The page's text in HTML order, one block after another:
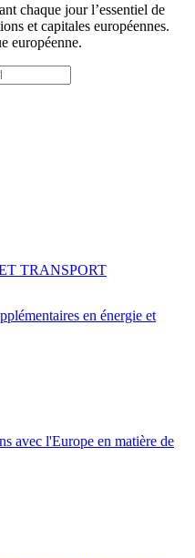
chaque jour l’essentiel de
et capitales européennes.
européenne.
en énergie et
TRANSPORT
avec l'Europe en matière de